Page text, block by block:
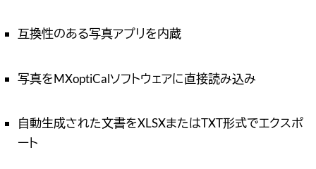
互換性のある写真アプリを内蔵
写真をMXoptiCalソフトウェアに直接読み込み
自動生成された文書をXLSXまたはTXT形式でエクスポ
ート